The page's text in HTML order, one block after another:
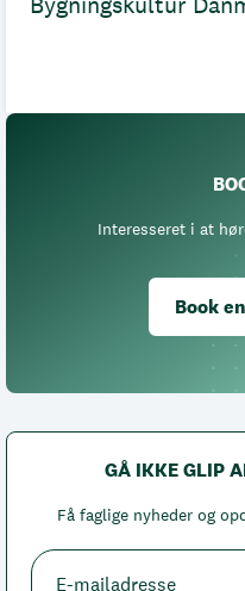
Interesseret i at
Book
GÅ IKKE GLIP
Få faglige nyheder og